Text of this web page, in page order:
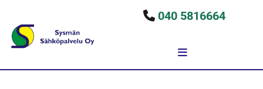
 040 5816664